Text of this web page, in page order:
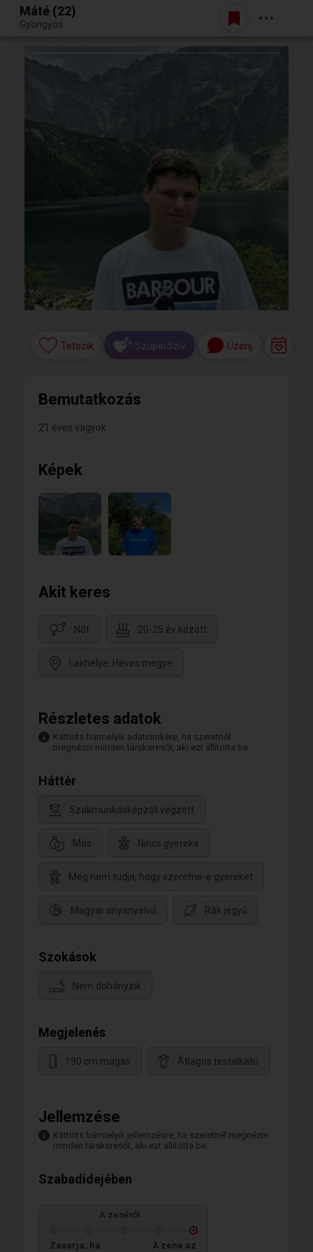
Egy jó randiból bármi lehet.
Belépés
Máté (22)
Gyöngyös
Tetszik SzuperSzív Üzenj
Bemutatkozás
21 éves vagyok
Képek
Akit keres
Nőt 20-25 év között
Lakhelye: Heves megye
Részletes adatok
Kattints bármelyik adatcímkére, ha szeretnél
megnézni minden társkeresőt, aki ezt állította be.
Háttér
Szakmunkásképzőt végzett
Más Nincs gyereke
Még nem tudja, hogy szeretne-e gyereket
Magyar anyanyelvű Rák jegyű
Szokások
Nem dohányzik
Megjelenés
190 cm magas Átlagos testalkatú
Jellemzése
Kattints bármelyik jellemzésre, ha szeretnél megnézni
minden társkeresőt, aki ezt állította be.
Szabadidejében
A zenéről
Zavarja, ha
A zene az